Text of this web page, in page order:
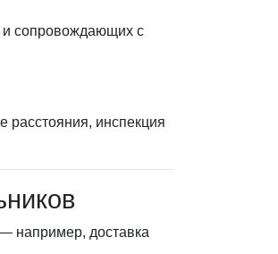
и сопровождающих с
расстояния, инспекция
например, доставка